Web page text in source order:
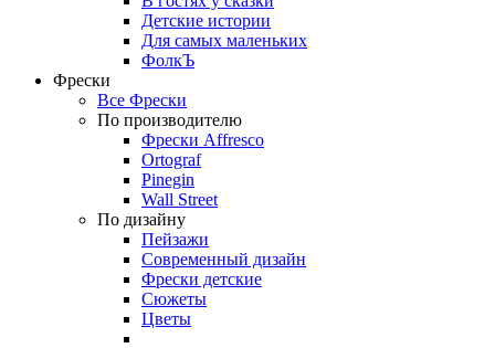
Детские истории
Для самых маленьких
ФолкЪ
Фрески
Все Фрески
По производителю
Фрески Affresco
Ortograf
Pinegin
Wall Street
По дизайну
Пейзажи
Современный дизайн
Фрески детские
Сюжеты
Цветы